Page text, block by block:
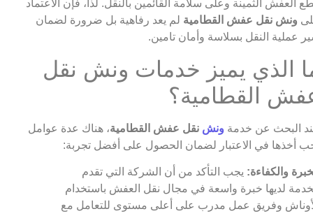
العفش الثمينة وعلى سلامة القائمين بالنقل. لذا، فإن الاعتماد
ونش نقل عفش القطامية لم يعد رفاهية بل ضرورة لضمان
عملية النقل بسلاسة وأمان تامين.
الذي يميز خدمات ونش نقل
القطامية؟
البحث عن خدمة ونش نقل عفش القطامية، هناك عدة عوامل
أخذها في الاعتبار لضمان الحصول على أفضل تجربة:
والكفاءة: يجب التأكد من أن الشركة التي تقدم
لديها خبرة واسعة في مجال نقل العفش باستخدام
وفريق عمل مدرب على أعلى مستوى للتعامل مع